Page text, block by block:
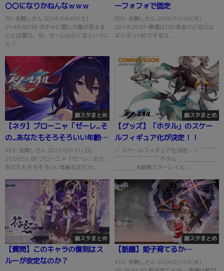
〇〇になりかねんなｗｗｗ
65: 名無しさん 2024/04/06(土)
21:43:48.96 ガチャに関して俺が言える
ことは景元、刃、ゼーレは引くなというこ
と 7...
ーフォフォで固定
855: 名無しさん 2024/10/09(水)
20:19:29.81 停雲は180あるけど花火は
ギリギリ160です😡 8...
崩スタまとめ
【ネタ】ブローニャ「ゼーレ...そ
の...あなたもそろそろいい年齢な
のだから、いちいち必殺技名を
叫ぶのは...その...」
493: 名無しさん 2023/05/21(日)
21:06:51.68 ブローニャ「ゼーレ...その...
あなたもそろそろいい年齢なのだか...
崩スタまとめ
【グッズ】「ホタル」のスケー
ルフィギュア化が決定！！
／ スケールフィギュア化決定✨️ ＼ ￣￣￣
￣￣￣￣￣￣￣￣ ホタル ＿＿＿＿＿＿＿
＿＿＿＿#崩壊スターレイル ...
崩スタまとめ
【質問】このキャラの復刻はス
ルーが安定なのか？
崩スタまとめ
【話題】姫子育てるか…
410: 名無しさん 2024/01/03(水)